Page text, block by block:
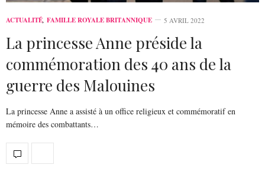
ACTUALITÉ, FAMILLE ROYALE BRITANNIQUE 5 AVRIL 2022
La princesse Anne préside la
commémoration des 40 ans de la
guerre des Malouines
La princesse Anne a assisté à un office religieux et commémoratif en
mémoire des combattants…